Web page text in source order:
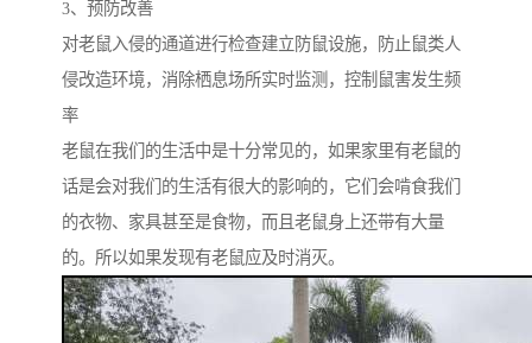
3、预防改善
对老鼠入侵的通道进行检查建立防鼠设施，防止鼠类人
侵改造环境，消除栖息场所实时监测，控制鼠害发生频
率
老鼠在我们的生活中是十分常见的，如果家里有老鼠的
话是会对我们的生活有很大的影响的，它们会啃食我们
的衣物、家具甚至是食物，而且老鼠身上还带有大量
的。所以如果发现有老鼠应及时消灭。